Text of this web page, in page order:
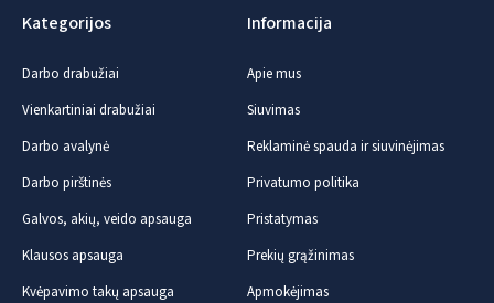
Kategorijos
Darbo drabužiai
Vienkartiniai drabužiai
Darbo avalynė
Darbo pirštinės
Galvos, akių, veido apsauga
Klausos apsauga
Kvėpavimo takų apsauga
Informacija
Apie mus
Siuvimas
Reklaminė spauda ir siuvinėjimas
Privatumo politika
Pristatymas
Prekių grąžinimas
Apmokėjimas